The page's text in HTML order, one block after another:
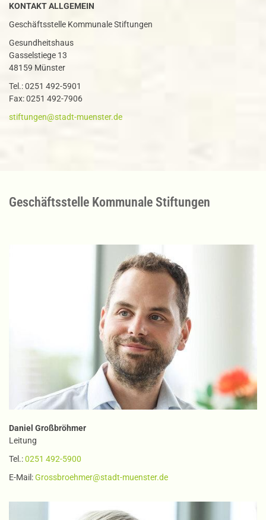
KONTAKT ALLGEMEIN
Geschäftsstelle Kommunale Stiftungen
Gesundheitshaus
Gasselstiege 13
48159 Münster
Tel.: 0251 492-5901
Fax: 0251 492-7906
stiftungen@stadt-muenster.de
Geschäftsstelle Kommunale Stiftungen
Daniel Großbröhmer
Leitung
Tel.:0251 492-5900
E-Mail:Grossbroehmer@stadt-muenster.de